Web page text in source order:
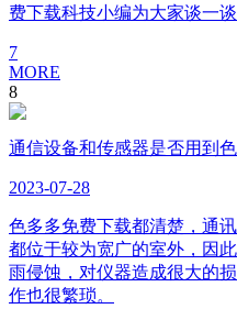
费下载科技小编为大家谈一谈
7
MORE
8
通信设备和传感器是否用到
2023-07-28
色多多免费下载都清楚，通
都位于较为宽广的室外，
雨侵蚀，对仪器造成很大的损
作也很繁琐。